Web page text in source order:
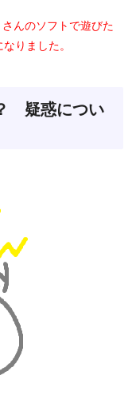
んのソフトで遊びた
りました。
疑惑につい